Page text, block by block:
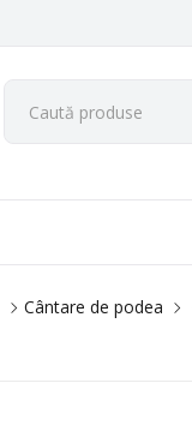
Cântare de podea